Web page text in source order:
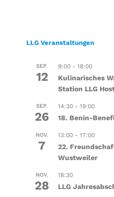
LLG Veranstaltungen
SEP.
12
9:00- 18:00
Kulinarisches
Station LLG
SEP.
26
14:30- 19:00
18. Benin-
NOV.
7
13:00- 17:00
22.
Wustweiler
NOV.
28
18:30
LLG